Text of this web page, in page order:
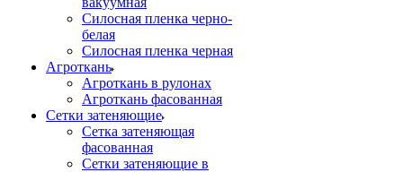
Силосная пленка черно-
белая
Силосная пленка черная
Агроткань
Агроткань в рулонах
Агроткань фасованная
Сетки затеняющие
Сетка затеняющая
фасованная
Сетки затеняющие в